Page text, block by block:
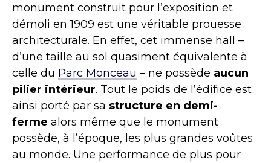
monument construit pour l’exposition et
démoli en 1909 est une véritable prouesse
architecturale. En effet, cet immense hall –
d’une taille au sol quasiment équivalente à
celle du Parc Monceau – ne possède aucun
pilier intérieur. Tout le poids de l’édifice est
ainsi porté par sa structure en demi-
ferme alors même que le monument
possède, à l’époque, les plus grandes voûtes
au monde. Une performance de plus pour